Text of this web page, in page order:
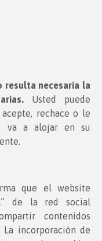
resulta necesaria la
Usted puede
rechace o le
va a alojar en su
que el website
de la red social
contenidos
incorporación de